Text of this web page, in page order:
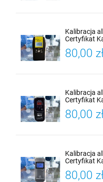
Kalibracja
Certyfikat
80,00
Kalibracja
Certyfikat
80,00
Kalibracja
Certyfikat
80,00